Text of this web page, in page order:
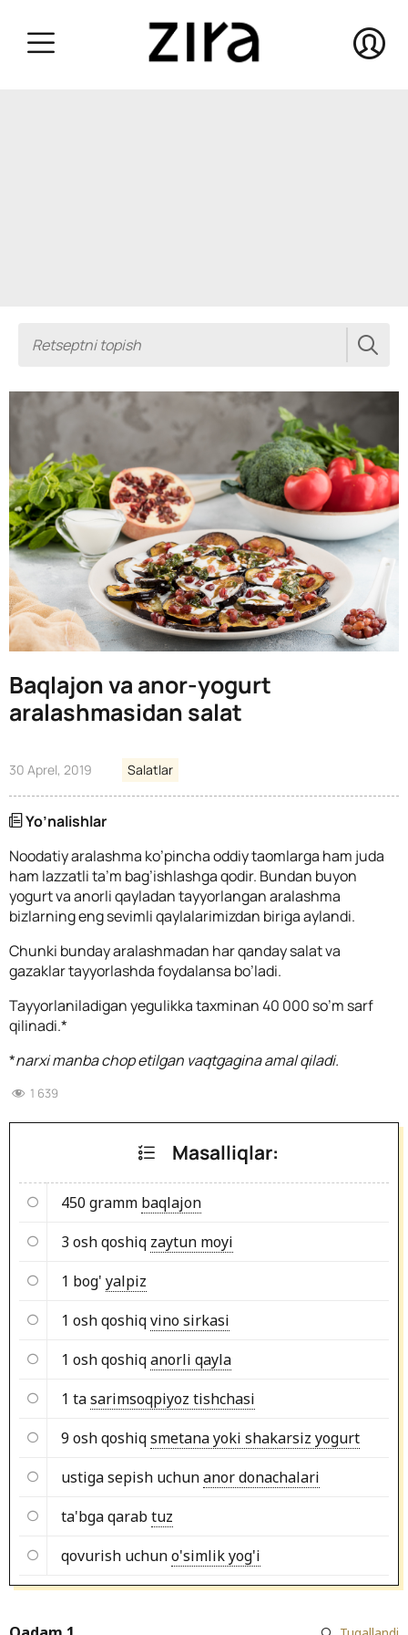
Baqlajon va anor-yogurt
aralashmasidan salat
30 Aprel, 2019 Salatlar
Yo’nalishlar
Noodatiy aralashma ko’pincha oddiy taomlarga ham juda
ham lazzatli ta’m bag’ishlashga qodir. Bundan buyon
yogurt va anorli qayladan tayyorlangan aralashma
bizlarning eng sevimli qaylalarimizdan biriga aylandi.
Chunki bunday aralashmadan har qanday salat va
gazaklar tayyorlashda foydalansa bo’ladi.
Tayyorlaniladigan yegulikka taxminan 40 000 so’m sarf
qilinadi.*
*narxi manba chop etilgan vaqtgagina amal qiladi.
1 639
Masalliqlar:
450 gramm baqlajon
3 osh qoshiq zaytun moyi
1 bog' yalpiz
1 osh qoshiqvino sirkasi
1 osh qoshiqanorli qayla
1 tasarimsoqpiyoz tishchasi
9 osh qoshiqsmetana yoki shakarsiz yogurt
ustiga sepish uchunanor donachalari
ta'bga qarabtuz
qovurish uchuno'simlik yog'i